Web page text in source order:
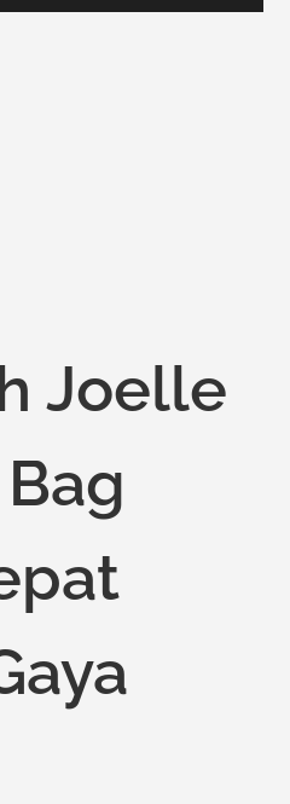
Joelle